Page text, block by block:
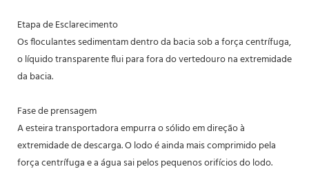
Etapa de Esclarecimento
Os floculantes sedimentam dentro da bacia sob a força centrífuga,
o líquido transparente flui para fora do vertedouro na extremidade
da bacia.
Fase de prensagem
A esteira transportadora empurra o sólido em direção à
extremidade de descarga. O lodo é ainda mais comprimido pela
força centrífuga e a água sai pelos pequenos orifícios do lodo.